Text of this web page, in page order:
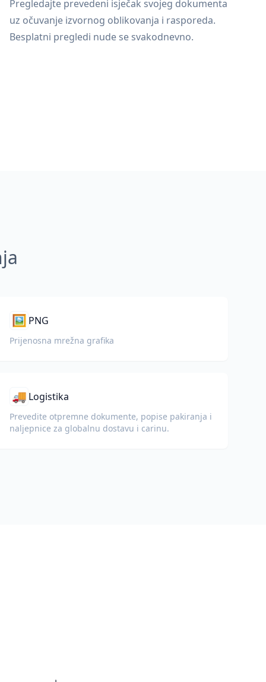
Pregledajte prevedeni isječak svojeg dokumenta
uz očuvanje izvornog oblikovanja i rasporeda.
Besplatni pregledi nude se svakodnevno.
🖼️ PNG
Prijenosna mrežna grafika
🚚 Logistika
Prevedite otpremne dokumente, popise pakiranja i
naljepnice za globalnu dostavu i carinu.